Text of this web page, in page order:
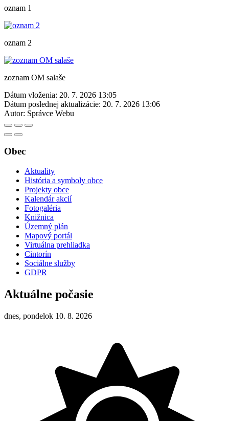
oznam 1
oznam 2
zoznam OM salaše
Dátum vloženia: 20. 7. 2026 13:05
Dátum poslednej aktualizácie: 20. 7. 2026 13:06
Autor: Správce Webu
Obec
Aktuality
História a symboly obce
Projekty obce
Kalendár akcií
Fotogaléria
Knižnica
Územný plán
Mapový portál
Virtuálna prehliadka
Cintorín
Sociálne služby
GDPR
Aktuálne počasie
dnes, pondelok 10. 8. 2026